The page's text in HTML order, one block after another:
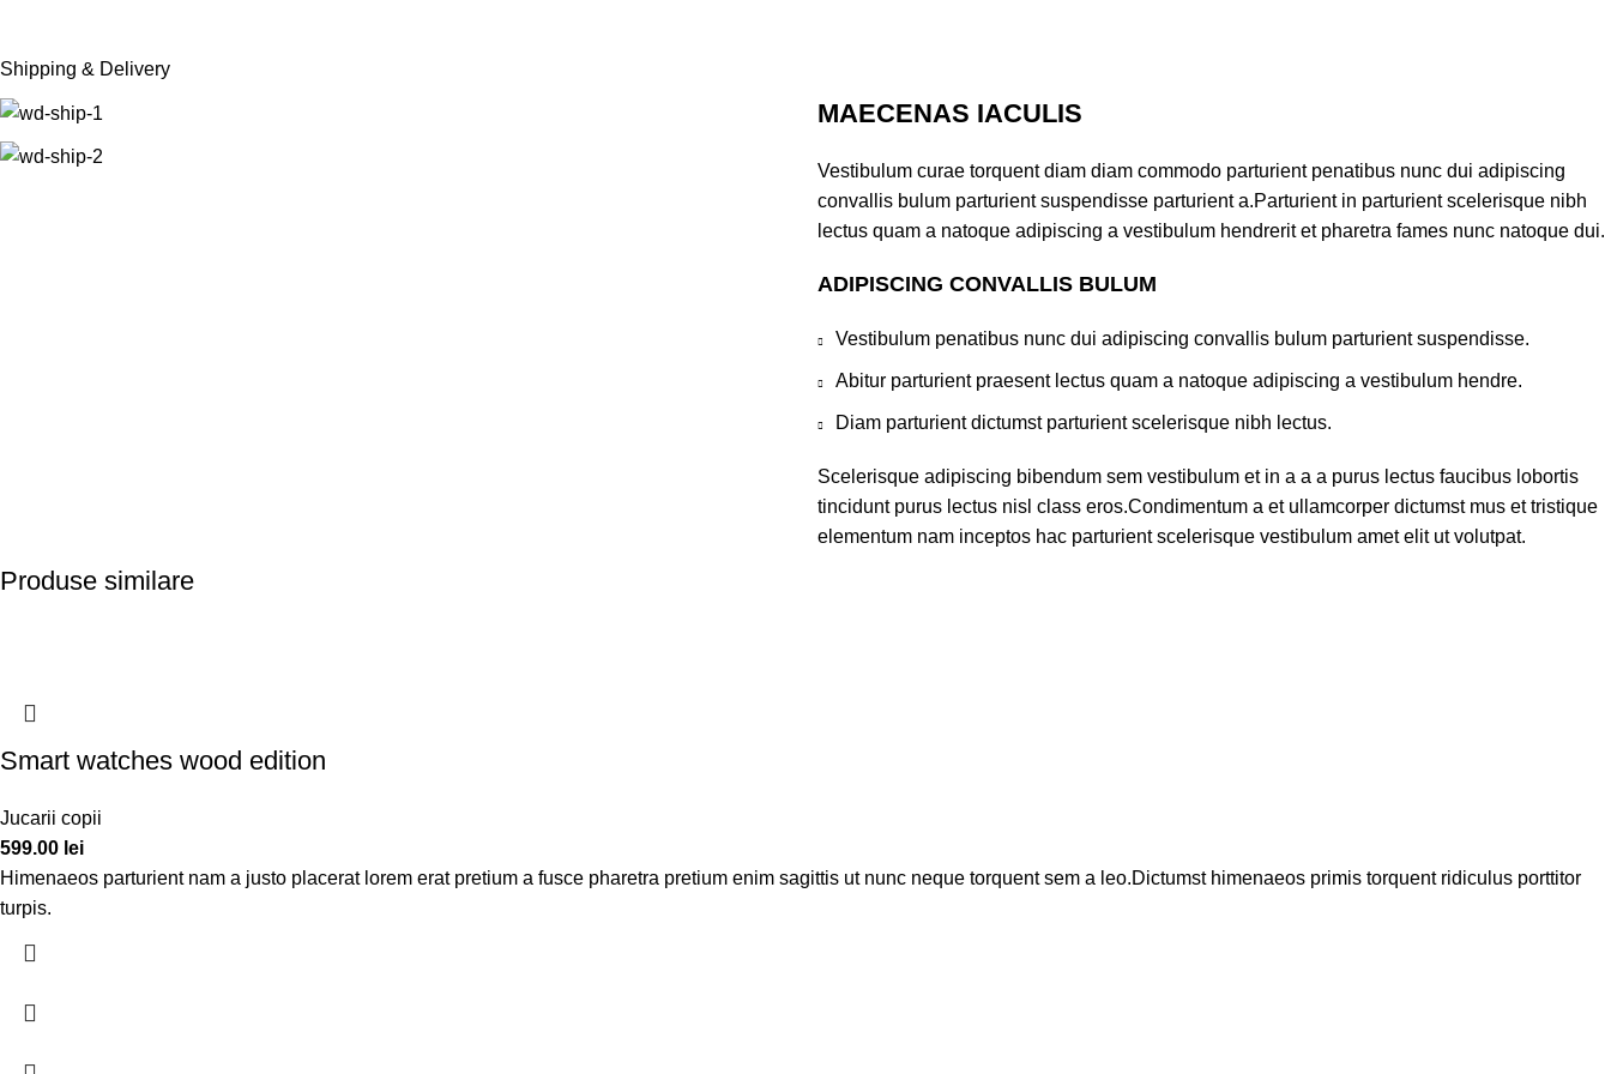
Shipping & Delivery
MAECENAS IACULIS
Vestibulum curae torquent diam diam commodo parturient penatibus nunc dui adipiscing
convallis bulum parturient suspendisse parturient a.Parturient in parturient scelerisque nibh
lectus quam a natoque adipiscing a vestibulum hendrerit et pharetra fames nunc natoque dui.
ADIPISCING CONVALLIS BULUM
Vestibulum penatibus nunc dui adipiscing convallis bulum parturient suspendisse.
Abitur parturient praesent lectus quam a natoque adipiscing a vestibulum hendre.
Diam parturient dictumst parturient scelerisque nibh lectus.
Scelerisque adipiscing bibendum sem vestibulum et in a a a purus lectus faucibus lobortis
tincidunt purus lectus nisl class eros.Condimentum a et ullamcorper dictumst mus et tristique
elementum nam inceptos hac parturient scelerisque vestibulum amet elit ut volutpat.
Produse similare
Smart watches wood edition
Jucarii copii
599.00 lei
Himenaeos parturient nam a justo placerat lorem erat pretium a fusce pharetra pretium enim sagittis ut nunc neque torquent sem a leo.Dictumst himenaeos primis torquent ridiculus porttitor
turpis.